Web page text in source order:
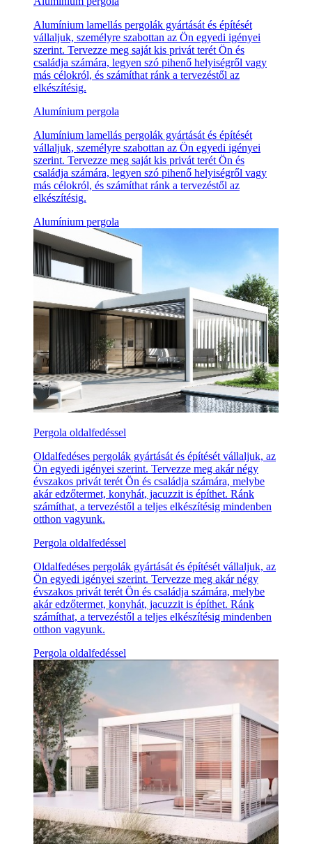
Alumínium lamellás pergolák gyártását és építését
vállaljuk, személyre szabottan az Ön egyedi igényei
szerint. Tervezze meg saját kis privát terét Ön és
családja számára, legyen szó pihenő helyiségről vagy
más célokról, és számíthat ránk a tervezéstől az
elkészítésig.
Alumínium pergola
Alumínium lamellás pergolák gyártását és építését
vállaljuk, személyre szabottan az Ön egyedi igényei
szerint. Tervezze meg saját kis privát terét Ön és
családja számára, legyen szó pihenő helyiségről vagy
más célokról, és számíthat ránk a tervezéstől az
elkészítésig.
Alumínium pergola
Pergola oldalfedéssel
Oldalfedéses pergolák gyártását és építését vállaljuk, az
Ön egyedi igényei szerint. Tervezze meg akár négy
évszakos privát terét Ön és családja számára, melybe
akár edzőtermet, konyhát, jacuzzit is építhet. Ránk
számíthat, a tervezéstől a teljes elkészítésig mindenben
otthon vagyunk.
Pergola oldalfedéssel
Oldalfedéses pergolák gyártását és építését vállaljuk, az
Ön egyedi igényei szerint. Tervezze meg akár négy
évszakos privát terét Ön és családja számára, melybe
akár edzőtermet, konyhát, jacuzzit is építhet. Ránk
számíthat, a tervezéstől a teljes elkészítésig mindenben
otthon vagyunk.
Pergola oldalfedéssel